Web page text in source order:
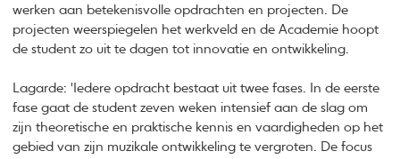
werken aan betekenisvolle opdrachten en projecten. De
projecten weerspiegelen het werkveld en de Academie hoopt
de student zo uit te dagen tot innovatie en ontwikkeling.
Lagarde: 'Iedere opdracht bestaat uit twee fases. In de eerste
fase gaat de student zeven weken intensief aan de slag om
zijn theoretische en praktische kennis en vaardigheden op het
gebied van zijn muzikale ontwikkeling te vergroten. De focus